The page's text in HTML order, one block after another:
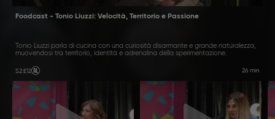
Foodcast - Tonio Liuzzi: Velocità, Territorio e Passione
Tonio Liuzzi parla di cucina con una curiosità disarmante e grande naturalezza,
muovendosi tra territorio, identità e adrenalina della sperimentazione.
S2:E12 26 min